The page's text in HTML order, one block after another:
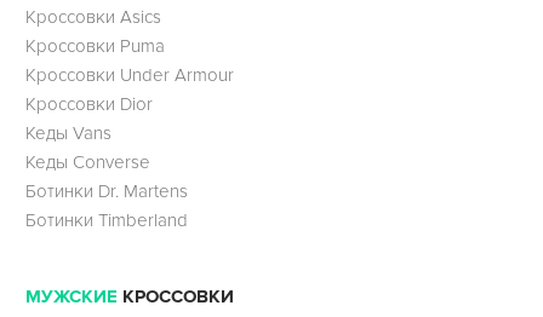
Кроссовки Asics
Кроссовки Puma
Кроссовки Under Armour
Кроссовки Dior
Кеды Vans
Кеды Converse
Ботинки Dr. Martens
Ботинки Timberland
МУЖСКИЕ КРОССОВКИ